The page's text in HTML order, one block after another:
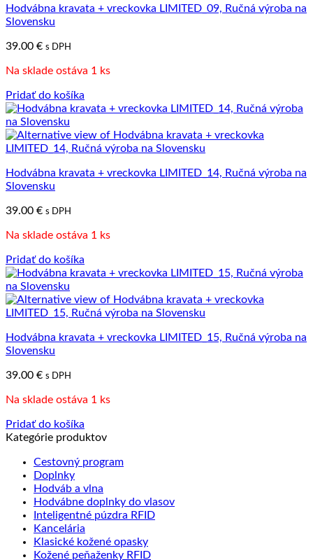
Hodvábna kravata + vreckovka LIMITED_09, Ručná výroba na
Slovensku
39.00 € s DPH
Na sklade ostáva 1 ks
Pridať do košíka
Hodvábna kravata + vreckovka LIMITED_14, Ručná výroba na
Slovensku
39.00 € s DPH
Na sklade ostáva 1 ks
Pridať do košíka
Hodvábna kravata + vreckovka LIMITED_15, Ručná výroba na
Slovensku
39.00 € s DPH
Na sklade ostáva 1 ks
Pridať do košíka
Kategórie produktov
Cestovný program
Doplnky
Hodváb a vlna
Hodvábne doplnky do vlasov
Inteligentné púzdra RFID
Kancelária
Klasické kožené opasky
Kožené peňaženky RFID